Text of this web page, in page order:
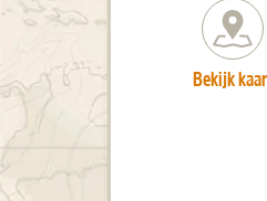
Bekijk